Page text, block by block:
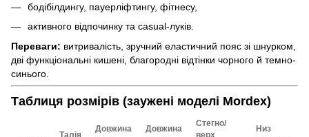
бодібілдингу, пауерліфтингу, фітнесу,
активного відпочинку та casual-луків.
Переваги: витривалість, зручний еластичний пояс зі шнурком,
дві функціональні кишені, благородні відтінки чорного й темно-
синього.
Таблиця розмірів (заужені моделі Mordex)
Талія
Довжина
Довжина
Стегно/
верх
Низ